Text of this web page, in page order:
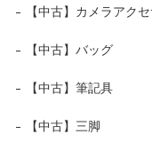
【中古】カメラアク
【中古】バッグ
【中古】筆記具
【中古】三脚